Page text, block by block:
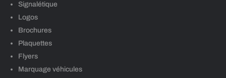
Signalétique
Logos
Brochures
Plaquettes
Flyers
Marquage véhicules